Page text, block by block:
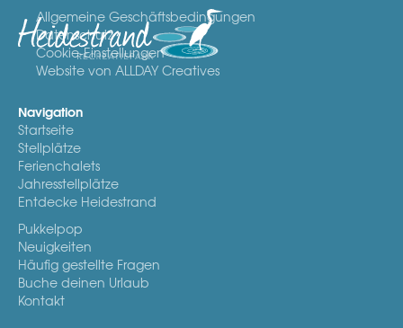
Navigation
Startseite
Stellplätze
Ferienchalets
Jahresstellplätze
Entdecke Heidestrand
Pukkelpop
Neuigkeiten
Häufig gestellte Fragen
Buche deinen Urlaub
Kontakt
Allgemeine Geschäftsbedingungen
Datenschutz
Cookie-Einstellungen
Website von ALLDAY Creatives